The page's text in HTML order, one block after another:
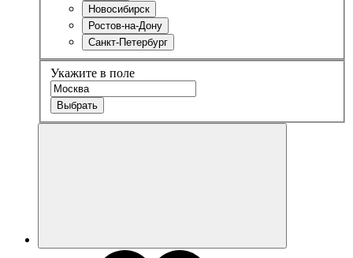
Новосибирск
Ростов-на-Дону
Санкт-Петербург
Укажите в поле
Выбрать